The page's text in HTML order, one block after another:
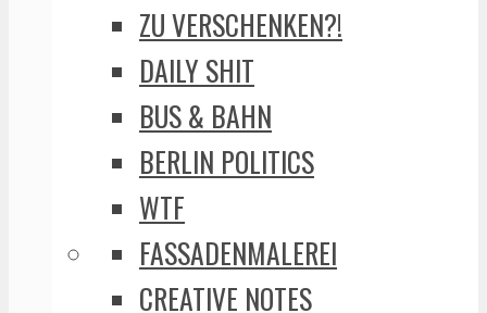
ZU VERSCHENKEN?!
DAILY SHIT
BUS & BAHN
BERLIN POLITICS
WTF
FASSADENMALEREI
CREATIVE NOTES